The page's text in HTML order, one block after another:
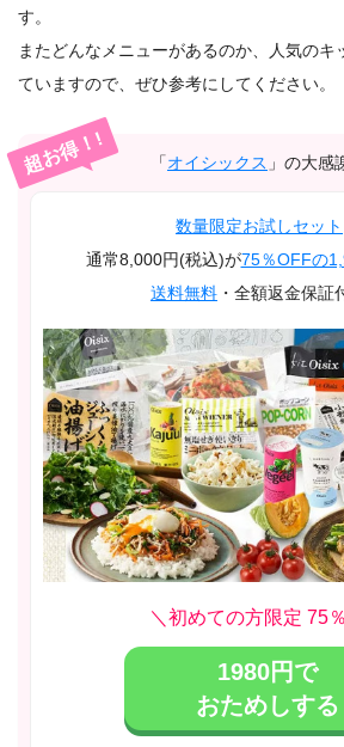
す。
またどんなメニューがあるのか、人気のキ
ていますので、ぜひ参考にしてください。
超お得！! 「オイシックス 」の大感
数量限定お試しセット
通常8,000円(税込)が75％OFFの
送料無料 ・全額返金保証
＼初めての方限定 75
1980円で
おためしする